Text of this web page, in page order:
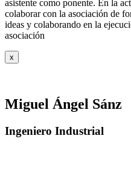
asistente como ponente. En la
colaborar con la asociación de
ideas y colaborando en la
asociación
x
Miguel Ángel Sánz
Ingeniero Industrial